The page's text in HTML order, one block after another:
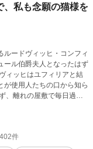
、私も念願の猫様を
ルードヴィッヒ・コンフィ
ール伯爵夫人となったはず
ィッヒはユフィリアと結
が使用人たちの口から知ら
、離れの屋敷で毎日過ご
ッヒと簡単な挨拶は交わ
分は前々からお迎えした
件